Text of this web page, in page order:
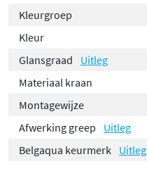
Kleurgroep
Kleur
Glansgraad
Uitleg
Materiaal kraan
Montagewijze
Afwerking greep
Uitleg
Belgaqua keurmerk
Uitleg